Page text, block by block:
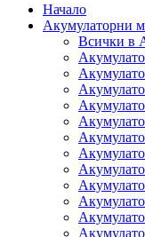
Начало
Акумулаторни
Всички в